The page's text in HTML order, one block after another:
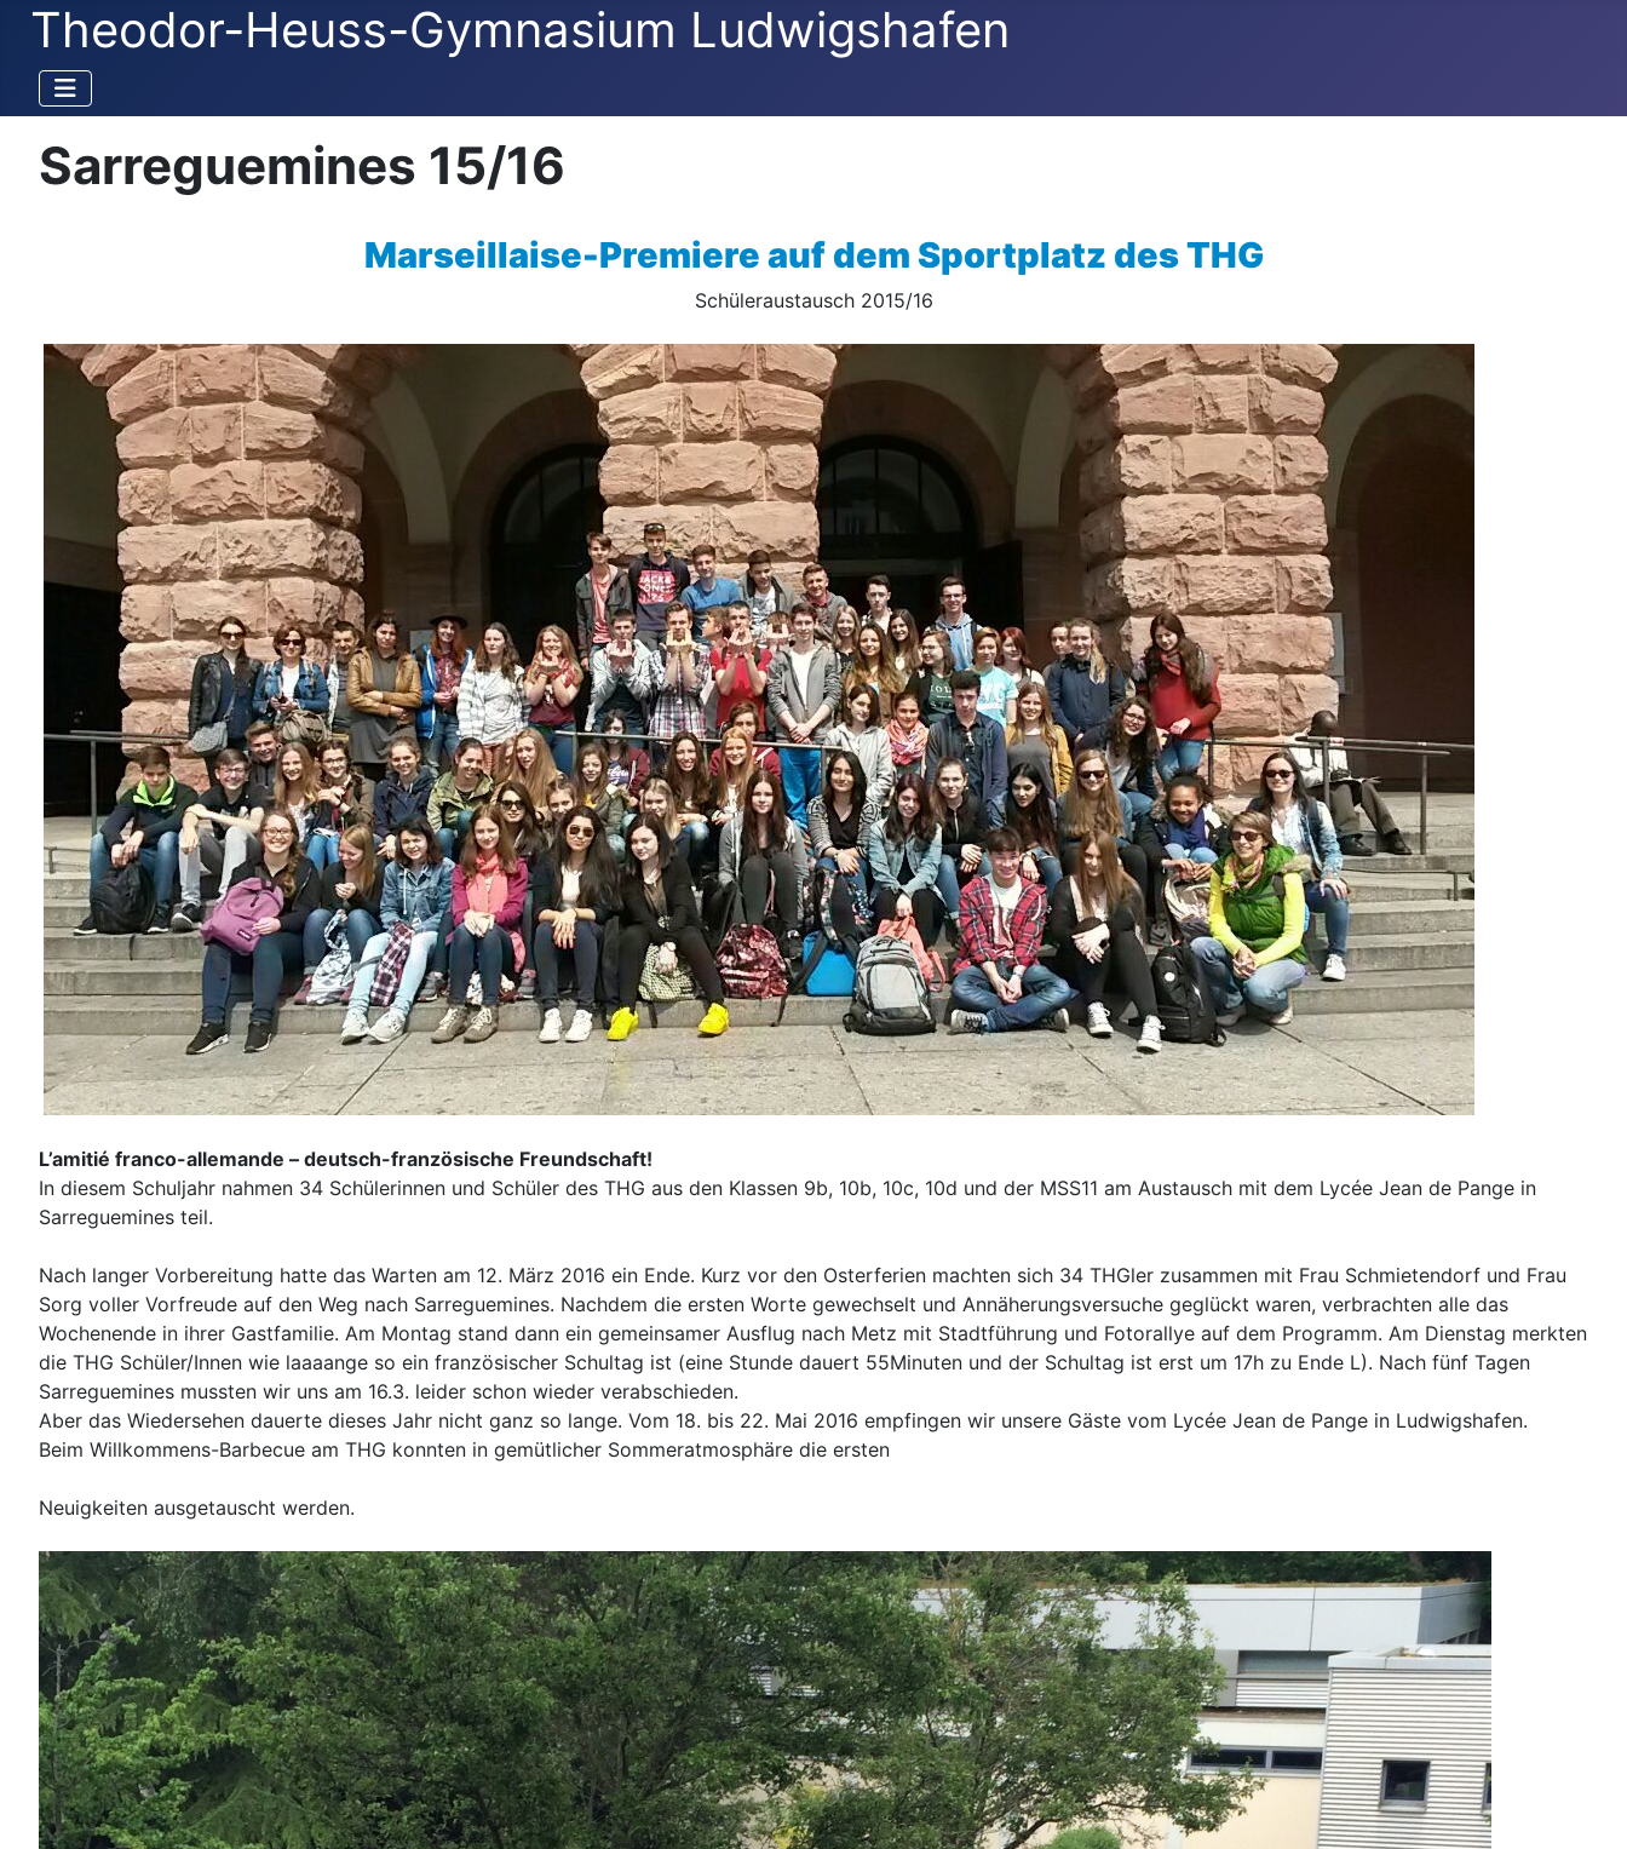
Theodor-Heuss-Gymnasium Ludwigshafen
Sarreguemines 15/16
Marseillaise-Premiere auf dem Sportplatz des THG
Schüleraustausch 2015/16
L’amitié franco-allemande – deutsch-französische Freundschaft!
In diesem Schuljahr nahmen 34 Schülerinnen und Schüler des THG aus den Klassen 9b, 10b, 10c, 10d und der MSS11 am Austausch mit dem Lycée Jean de Pange in
Sarreguemines teil.
Nach langer Vorbereitung hatte das Warten am 12. März 2016 ein Ende. Kurz vor den Osterferien machten sich 34 THGler zusammen mit Frau Schmietendorf und Frau
Sorg voller Vorfreude auf den Weg nach Sarreguemines. Nachdem die ersten Worte gewechselt und Annäherungsversuche geglückt waren, verbrachten alle das
Wochenende in ihrer Gastfamilie. Am Montag stand dann ein gemeinsamer Ausflug nach Metz mit Stadtführung und Fotorallye auf dem Programm. Am Dienstag merkten
die THG Schüler/Innen wie laaaange so ein französischer Schultag ist (eine Stunde dauert 55Minuten und der Schultag ist erst um 17h zu Ende L). Nach fünf Tagen
Sarreguemines mussten wir uns am 16.3. leider schon wieder verabschieden.
Aber das Wiedersehen dauerte dieses Jahr nicht ganz so lange. Vom 18. bis 22. Mai 2016 empfingen wir unsere Gäste vom Lycée Jean de Pange in Ludwigshafen.
Beim Willkommens-Barbecue am THG konnten in gemütlicher Sommeratmosphäre die ersten
Neuigkeiten ausgetauscht werden.